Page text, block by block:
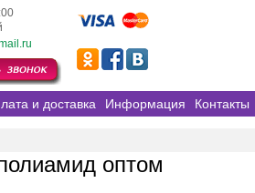
и доставка Информация Контакты
оптом